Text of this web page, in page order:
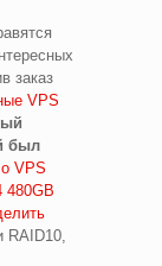
заказ
VPS
был
VPS
480GB
RAID10,